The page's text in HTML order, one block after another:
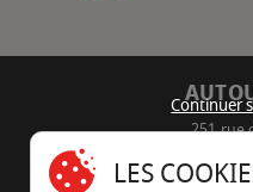
251 rue
Continuer
LES